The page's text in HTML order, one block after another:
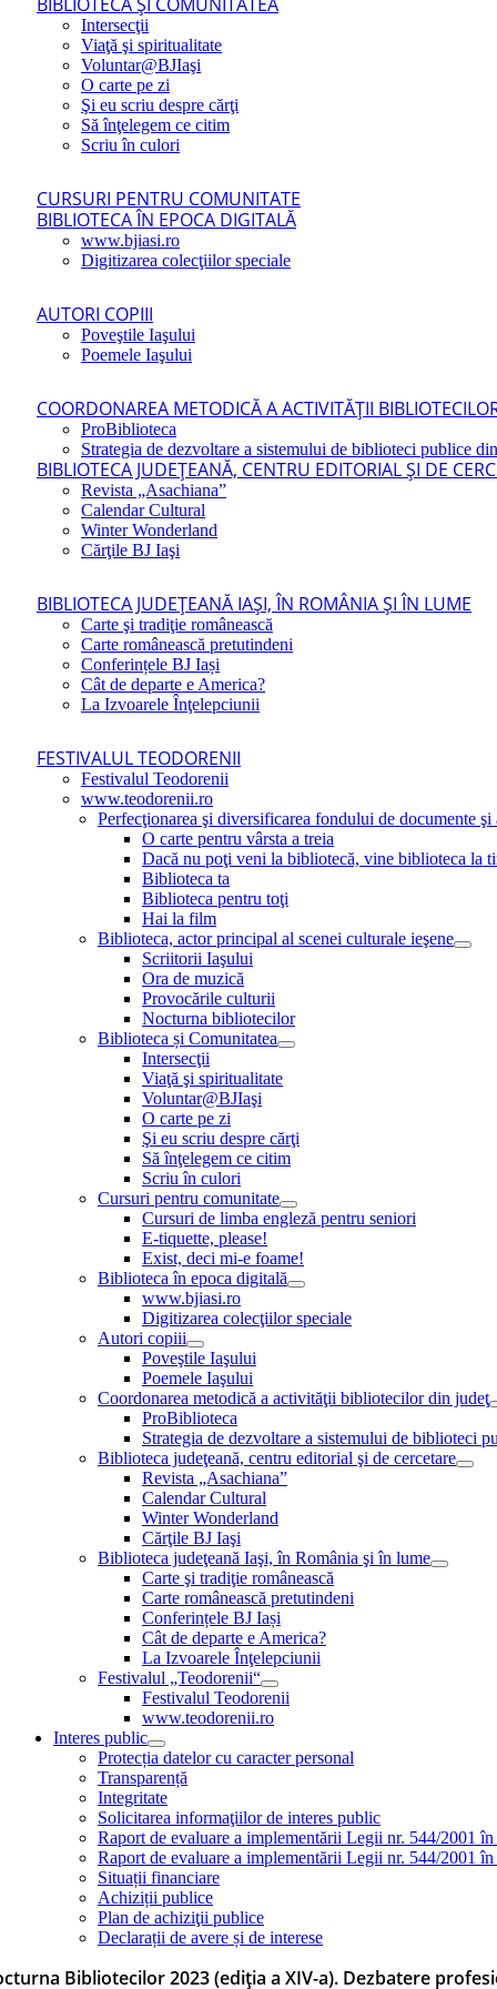
Intersecţii
Viaţă şi spiritualitate
Voluntar@BJIaşi
O carte pe zi
Şi eu scriu despre cărţi
Să înţelegem ce citim
Scriu în culori
CURSURI PENTRU COMUNITATE
BIBLIOTECA ÎN EPOCA DIGITALĂ
www.bjiasi.ro
Digitizarea colecţiilor speciale
AUTORI COPIII
Poveştile Iaşului
Poemele Iaşului
COORDONAREA METODICĂ A ACTIVITĂŢII
ProBiblioteca
Strategia de dezvoltare a sistemului de biblioteci publice
BIBLIOTECA JUDEŢEANĂ, CENTRU EDITORIAL ŞI DE
Revista „Asachiana”
Calendar Cultural
Winter Wonderland
Cărţile BJ Iaşi
BIBLIOTECA JUDEŢEANĂ IAŞI, ÎN ROMÂNIA ŞI ÎN LUME
Carte şi tradiţie românească
Carte românească pretutindeni
Conferințele BJ Iași
Cât de departe e America?
La Izvoarele Înţelepciunii
FESTIVALUL TEODORENII
Festivalul Teodorenii
www.teodorenii.ro
Perfecţionarea şi diversificarea fondului de documente
O carte pentru vârsta a treia
Dacă nu poţi veni la bibliotecă, vine biblioteca la
Biblioteca ta
Biblioteca pentru toţi
Hai la film
Biblioteca, actor principal al scenei culturale ieşene
Scriitorii Iaşului
Ora de muzică
Provocările culturii
Nocturna bibliotecilor
Biblioteca și Comunitatea
Intersecţii
Viaţă şi spiritualitate
Voluntar@BJIaşi
O carte pe zi
Şi eu scriu despre cărţi
Să înţelegem ce citim
Scriu în culori
Cursuri pentru comunitate
Cursuri de limba engleză pentru seniori
E-tiquette, please!
Exist, deci mi-e foame!
Biblioteca în epoca digitală
www.bjiasi.ro
Digitizarea colecţiilor speciale
Autori copiii
Poveştile Iaşului
Poemele Iaşului
Coordonarea metodică a activităţii bibliotecilor din judeţ
ProBiblioteca
Strategia de dezvoltare a sistemului de biblioteci
Biblioteca judeţeană, centru editorial şi de cercetare
Revista „Asachiana”
Calendar Cultural
Winter Wonderland
Cărţile BJ Iaşi
Biblioteca judeţeană Iaşi, în România şi în lume
Carte şi tradiţie românească
Carte românească pretutindeni
Conferințele BJ Iași
Cât de departe e America?
La Izvoarele Înţelepciunii
Festivalul „Teodorenii“
Festivalul Teodorenii
www.teodorenii.ro
Interes public
Protecția datelor cu caracter personal
Transparență
Integritate
Solicitarea informaţiilor de interes public
Raport de evaluare a implementării Legii nr. 544/2001
Raport de evaluare a implementării Legii nr. 544/2001
Situații financiare
Achiziții publice
Plan de achiziţii publice
Declarații de avere și de interese
Bibliotecilor 2023 (ediția a XIV-a). Dezbatere